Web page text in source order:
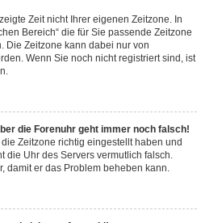
Zeit nicht Ihrer eigenen Zeitzone. In
Bereich“ die für Sie passende Zeitzone
Die Zeitzone kann dabei nur von
Wenn Sie noch nicht registriert sind, ist
die Forenuhr geht immer noch falsch!
Zeitzone richtig eingestellt haben und
die Uhr des Servers vermutlich falsch.
damit er das Problem beheben kann.